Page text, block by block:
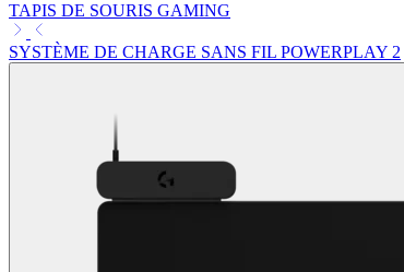
TAPIS DE SOURIS GAMING
SYSTÈME DE CHARGE SANS FIL POWERPLAY 2